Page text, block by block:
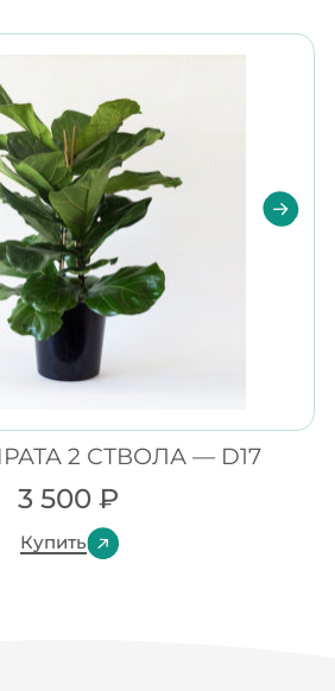
2 СТВОЛА — D17
3 500 ₽
Купить